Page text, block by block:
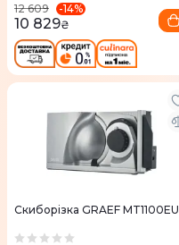
12 609
-14%
10 829₴
Скиборізка GRAEF MT1100EU